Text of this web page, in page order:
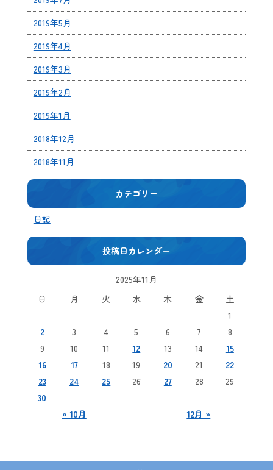
2019年5月
2019年4月
2019年3月
2019年2月
2019年1月
2018年12月
2018年11月
カテゴリー
日記
投稿日カレンダー
2025年11月
日
月 火 水 木 金 土
« 10月 12月 »
1
2
3 4 5 6 7
8
9
10 11 12 13 14
15
16
17 18 19 20 21
22
23
24 25 26 27 28
29
30